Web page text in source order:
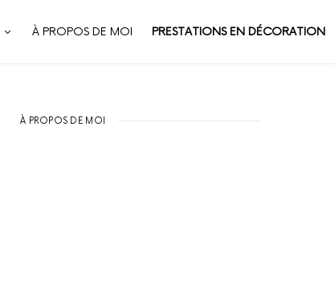
À PROPOS DE MOI PRESTATIONS EN DÉCORATION
À PROPOS DE MOI